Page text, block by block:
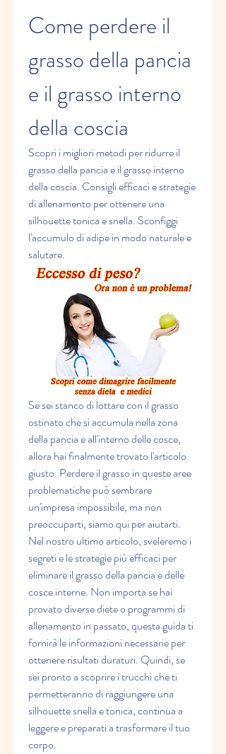
Come perdere il
grasso della pancia
e il grasso interno
della coscia
Scopri i migliori metodi per ridurre il
grasso della pancia e il grasso interno
della coscia. Consigli efficaci e strategie
di allenamento per ottenere una
silhouette tonica e snella. Sconfiggi
l'accumulo di adipe in modo naturale e
salutare.
Se sei stanco di lottare con il grasso
ostinato che si accumula nella zona
della pancia e all'interno delle cosce,
allora hai finalmente trovato l'articolo
giusto. Perdere il grasso in queste aree
problematiche può sembrare
un'impresa impossibile, ma non
preoccuparti, siamo qui per aiutarti.
Nel nostro ultimo articolo, sveleremo i
segreti e le strategie più efficaci per
eliminare il grasso della pancia e delle
cosce interne. Non importa se hai
provato diverse diete o programmi di
allenamento in passato, questa guida ti
fornirà le informazioni necessarie per
ottenere risultati duraturi. Quindi, se
sei pronto a scoprire i trucchi che ti
permetteranno di raggiungere una
silhouette snella e tonica, continua a
leggere e preparati a trasformare il tuo
corpo.